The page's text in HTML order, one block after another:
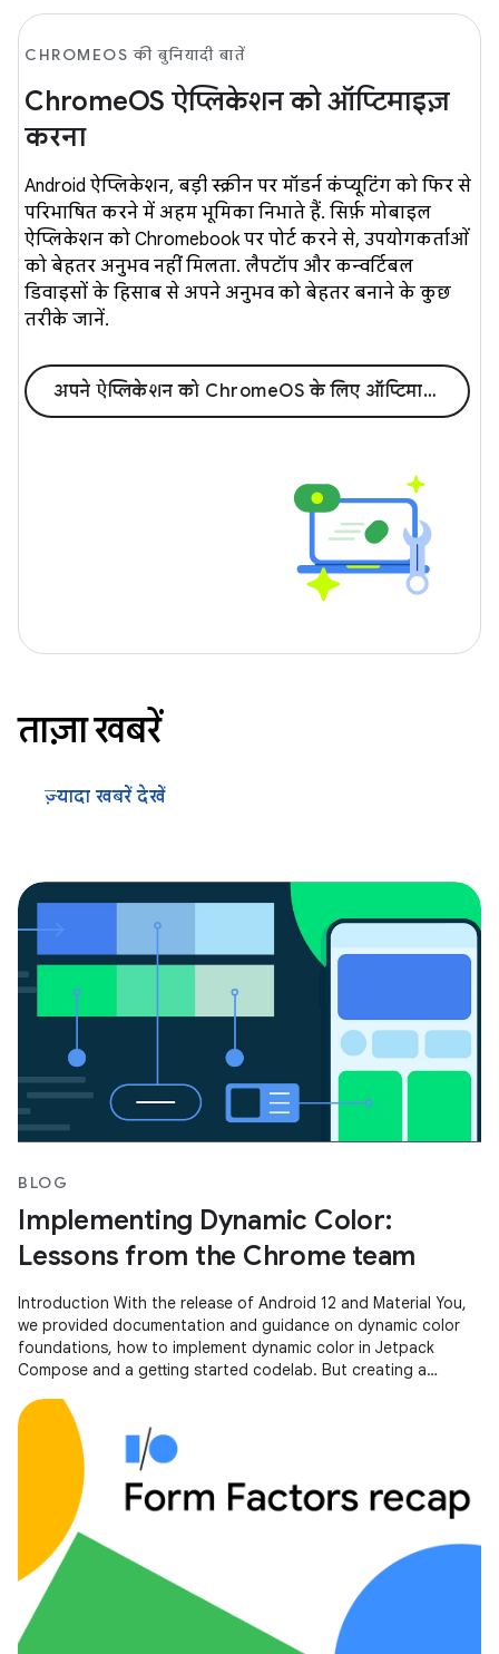
CHROMEOS की बुनियादी बातें
ChromeOS ऐप्लिकेशन को ऑप्टिमाइज़
करना
Android ऐप्लिकेशन, बड़ी स्क्रीन पर मॉडर्न कंप्यूटिंग को फिर से
परिभाषित करने में अहम भूमिका निभाते हैं. सिर्फ़ मोबाइल
ऐप्लिकेशन को Chromebook पर पोर्ट करने से, उपयोगकर्ताओं
को बेहतर अनुभव नहीं मिलता. लैपटॉप और कन्वर्टिबल
डिवाइसों के हिसाब से अपने अनुभव को बेहतर बनाने के कुछ
तरीके जानें.
अपने ऐप्लिकेशन को ChromeOS के लिए ऑप्टिमाइज़ करना
ताज़ा खबरें
ज़्यादा खबरें देखें
BLOG
Implementing Dynamic Color:
Lessons from the Chrome team
Introduction With the release of Android 12 and Material You,
we provided documentation and guidance on dynamic color
foundations, how to implement dynamic color in Jetpack
Compose and a getting started codelab. But creating a